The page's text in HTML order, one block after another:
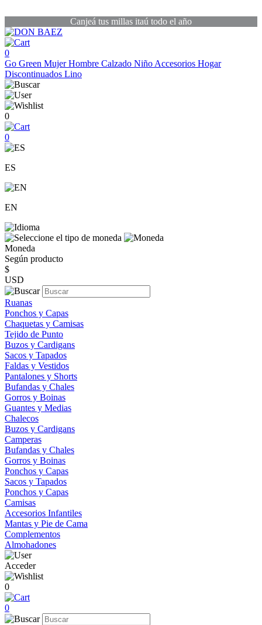
Canjeá tus millas itaú todo el año
0
Go Green MujerHombre Calzado Niño Accesorios Hogar
Discontinuados Lino
0
0
ES
EN
Moneda
Según producto
$
USD
Ruanas
Ponchos y Capas
Chaquetas y Camisas
Tejido de Punto
Buzos y Cardigans
Sacos y Tapados
Faldas y Vestidos
Pantalones y Shorts
Bufandas y Chales
Gorros y Boinas
Guantes y Medias
Chalecos
Buzos y Cardigans
Camperas
Bufandas y Chales
Gorros y Boinas
Ponchos y Capas
Sacos y Tapados
Ponchos y Capas
Camisas
Accesorios Infantiles
Mantas y Pie de Cama
Complementos
Almohadones
Acceder
0
0